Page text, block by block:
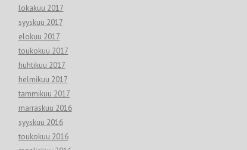
lokakuu 2017
syyskuu 2017
elokuu 2017
toukokuu 2017
huhtikuu 2017
helmikuu 2017
tammikuu 2017
marraskuu 2016
syyskuu 2016
toukokuu 2016